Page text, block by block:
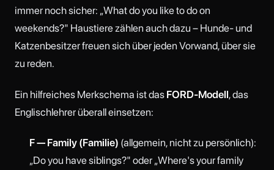
immer noch sicher: „What do you like to do on
weekends?" Haustiere zählen auch dazu – Hunde- und
Katzenbesitzer freuen sich über jeden Vorwand, über sie
zu reden.
Ein hilfreiches Merkschema ist das FORD-Modell, das
Englischlehrer überall einsetzen:
F — Family (Familie) (allgemein, nicht zu persönlich):
„Do you have siblings?" oder „Where's your family